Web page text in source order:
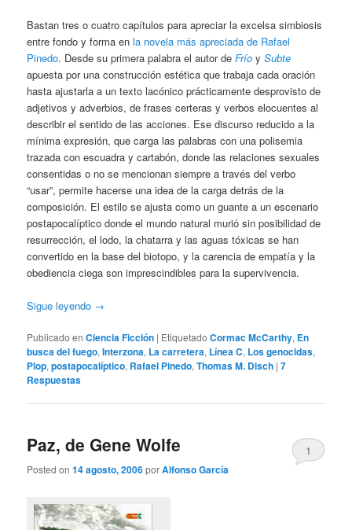
Bastan tres o cuatro capítulos para apreciar la excelsa simbiosis
entre fondo y forma enla novela más apreciada de Rafael
Pinedo. Desde su primera palabra el autor deFrío ySubte
apuesta por una construcción estética que trabaja cada oración
hasta ajustarla a un texto lacónico prácticamente desprovisto de
adjetivos y adverbios, de frases certeras y verbos elocuentes al
describir el sentido de las acciones. Ese discurso reducido a la
mínima expresión, que carga las palabras con una polisemia
trazada con escuadra y cartabón, donde las relaciones sexuales
consentidas o no se mencionan siempre a través del verbo
“usar”, permite hacerse una idea de la carga detrás de la
composición. El estilo se ajusta como un guante a un escenario
postapocalíptico donde el mundo natural murió sin posibilidad de
resurrección, el lodo, la chatarra y las aguas tóxicas se han
convertido en la base del biotopo, y la carencia de empatía y la
obediencia ciega son imprescindibles para la supervivencia.
Sigue leyendo →
Publicado en Ciencia Ficción | Etiquetado Cormac McCarthy, En
busca del fuego,Interzona, La carretera, Línea C, Los genocidas,
Plop,postapocalíptico, Rafael Pinedo,Thomas M. Disch |7
Respuestas
Paz, de Gene Wolfe
Posted on14 agosto, 2006porAlfonso García
1